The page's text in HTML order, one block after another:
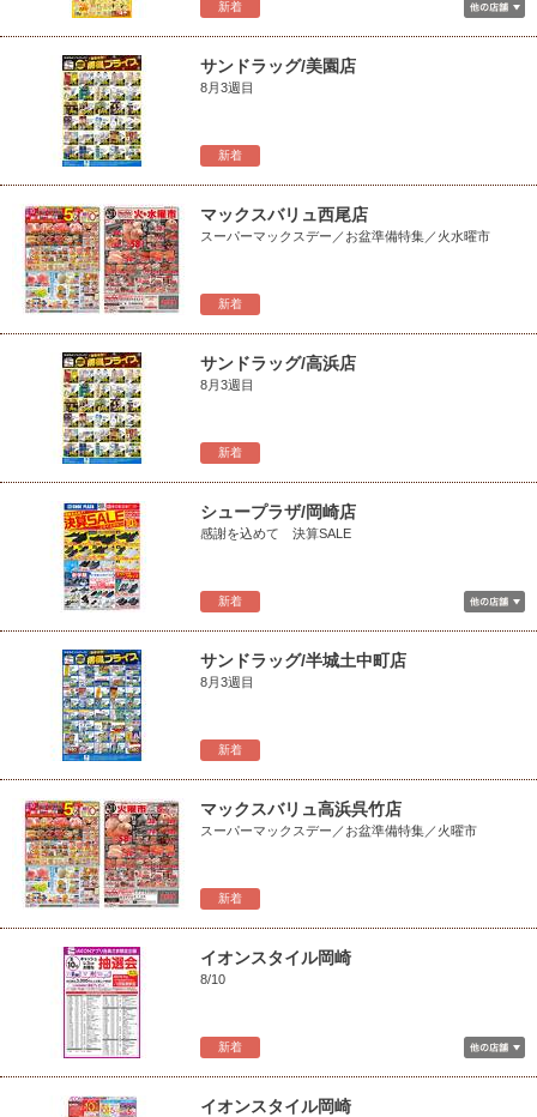
新着
新着
サンドラッグ/美園店
8月3週目
新着
マックスバリュ西尾店
スーパーマックスデー／お盆準備特集／火水曜市
新着
サンドラッグ/高浜店
8月3週目
新着
シュープラザ/岡崎店
感謝を込めて 決算SALE
新着
サンドラッグ/半城土中町店
8月3週目
新着
マックスバリュ高浜呉竹店
スーパーマックスデー／お盆準備特集／火曜市
新着
イオンスタイル岡崎
8/10
イオンスタイル岡崎